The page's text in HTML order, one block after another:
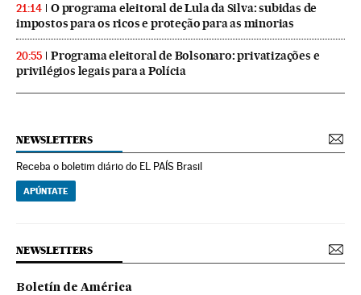
21:14
O programa eleitoral de Lula da Silva: subidas de
impostos para os ricos e proteção para as minorias
20:55
Programa eleitoral de Bolsonaro: privatizações e
privilégios legais para a Polícia
NEWSLETTERS
Receba o boletim diário do EL PAÍS Brasil
APÚNTATE
NEWSLETTERS
Boletín de América